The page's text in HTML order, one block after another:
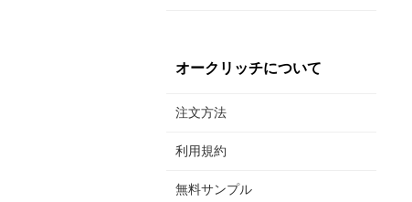
オークリッチについて
注文方法
利用規約
無料サンプル